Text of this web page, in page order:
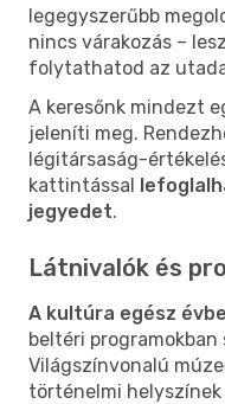
legegyszerűbb
nincs várakozás –
folytathatod az
A keresőnk mindezt
jeleníti meg.
légitársaság-
kattintással
jegyedet.
Látnivalók és
A kultúra egész
beltéri programokban
Világszínvonalú
történelmi